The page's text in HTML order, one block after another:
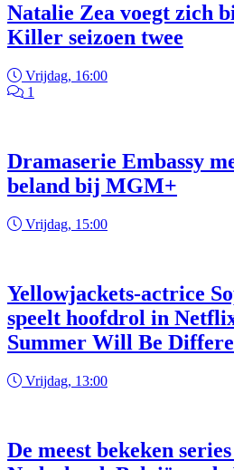
Natalie Zea voegt zich
Killer seizoen twee
Vrijdag, 16:00
1
Dramaserie Embassy
beland bij MGM+
Vrijdag, 15:00
Yellowjackets-actrice
speelt hoofdrol in
Summer Will Be
Vrijdag, 13:00
De meest bekeken